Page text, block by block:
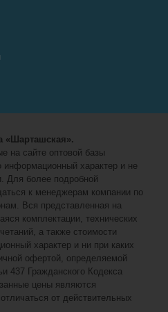
«Шарташская».
на сайте оптовой базы
информационный характер и не
Для более подробной
к менеджерам компании по
Вся представленная на
комплектации, технических
а также стоимости
характер и ни при каких
офертой, определяемой
437 Гражданского Кодекса
цены являются
от действительных